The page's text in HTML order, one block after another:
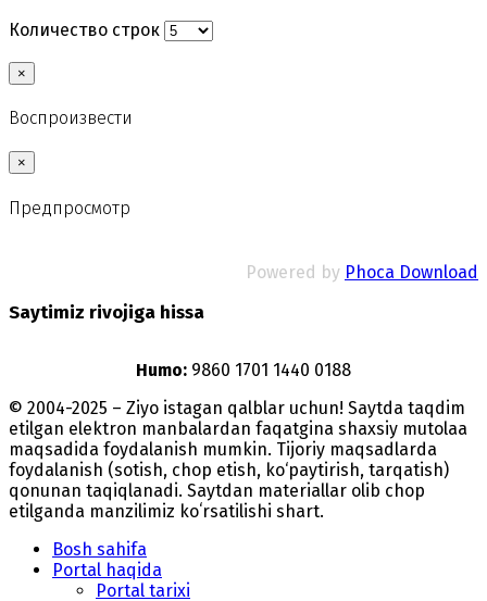
Количество строк
×
Воспроизвести
×
Предпросмотр
Powered by Phoca Download
Saytimiz rivojiga hissa
Humo: 9860 1701 1440 0188
© 2004-2025 – Ziyo istagan qalblar uchun! Saytda taqdim
etilgan elektron manbalardan faqatgina shaxsiy mutolaa
maqsadida foydalanish mumkin. Tijoriy maqsadlarda
foydalanish (sotish, chop etish, ko‘paytirish, tarqatish)
qonunan taqiqlanadi. Saytdan materiallar olib chop
etilganda manzilimiz koʻrsatilishi shart.
Bosh sahifa
Portal haqida
Portal tarixi